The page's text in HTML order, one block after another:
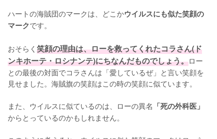
ハートの海賊団のマークは、どこかウイルスにも似た笑顔の
マークです。
おそらく 笑顔の理由は、ローを救ってくれたコラさん(ド
ンキホーテ・ロシナンテ)にちなんだものでしょう。ロー
との最後の対面でコラさんは「愛しているぜ」と言い笑顔を
見せました。海賊旗の笑顔はこの時の笑顔に似ています。
また、ウイルスに似ているのは、ローの異名 「死の外科医」
からとっているのかもしれません。